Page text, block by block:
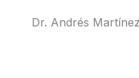
Dr. Andrés Martínez